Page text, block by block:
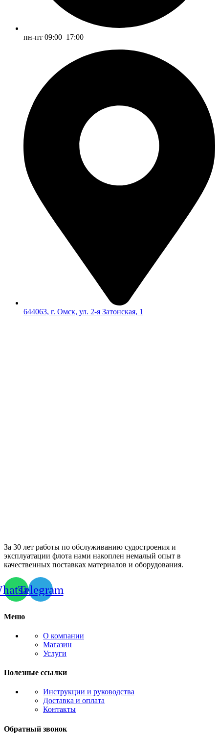
пн-пт 09:00–17:00
644063, г. Омск, ул. 2-я Затонская, 1
За 30 лет работы по обслуживанию судостроения и
эксплуатации флота нами накоплен немалый опыт в
качественных поставках материалов и оборудования.
Telegram
Меню
О компании
Магазин
Услуги
Полезные ссылки
Инструкции и руководства
Доставка и оплата
Контакты
Обратный звонок